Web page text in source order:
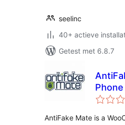
seelinc
40+ actieve
Getest met 6.8.7
AntiFake Mate is a